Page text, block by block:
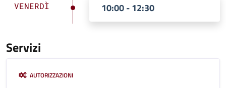
VENERDÌ 10:00 - 12:30
Servizi
AUTORIZZAZIONI